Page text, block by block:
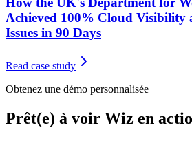
Achieved 100% Cloud Visibility
Issues in 90 Days
Read case study
Obtenez une démo personnalisée
Prêt(e) à voir Wiz en